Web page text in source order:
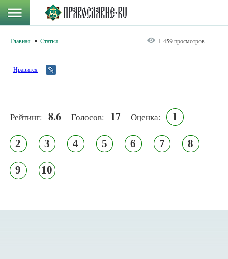
Главная Статьи 1 459 просмотров
Нравится
Рейтинг: 8.6 Голосов: 17 Оценка: 1
2 3 4 5 6 7 8
9 10